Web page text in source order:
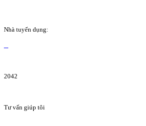
Nhà tuyển dụng:
2042
Tư vấn giúp tôi